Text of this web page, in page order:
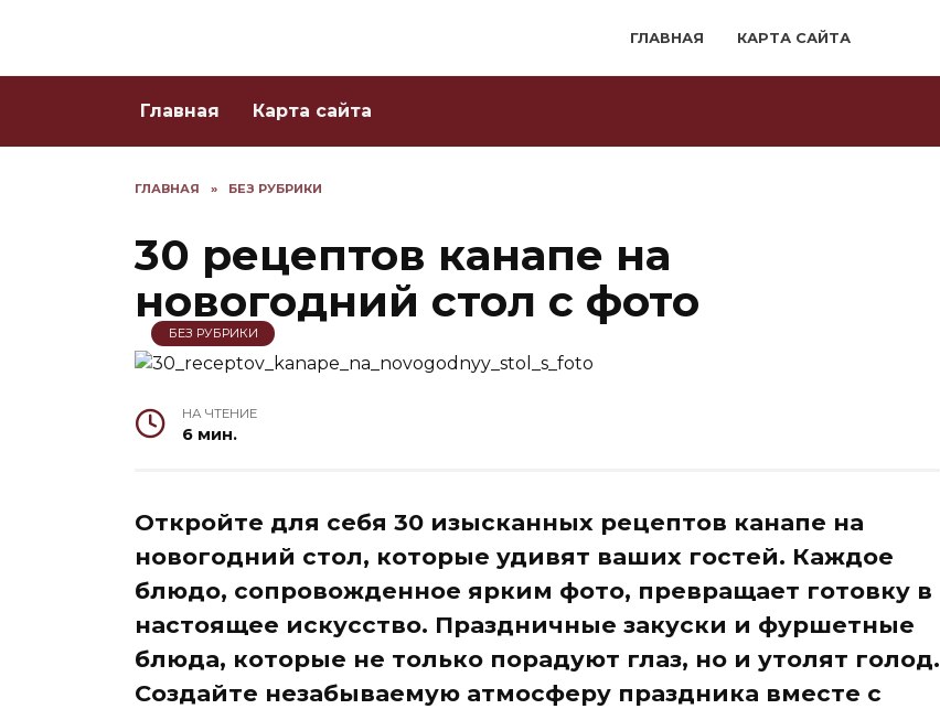
ГЛАВНАЯ КАРТА САЙТА
Главная Карта сайта
ГЛАВНАЯ » БЕЗ РУБРИКИ
30 рецептов канапе на
новогодний стол с фото
БЕЗ РУБРИКИ
НА ЧТЕНИЕ
6 мин.
Откройте для себя 30 изысканных рецептов канапе на
новогодний стол, которые удивят ваших гостей. Каждое
блюдо, сопровожденное ярким фото, превращает готовку в
настоящее искусство. Праздничные закуски и фуршетные
блюда, которые не только порадуют глаз, но и утолят голод.
Создайте незабываемую атмосферу праздника вместе с